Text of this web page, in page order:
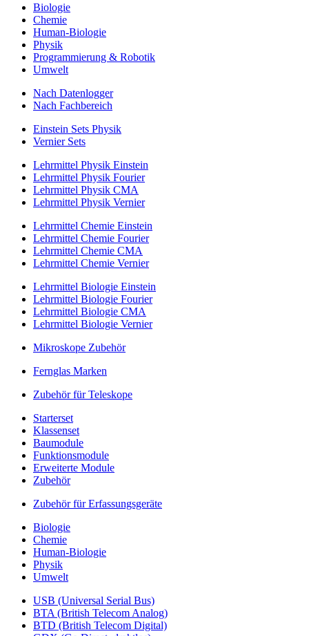
Biologie
Chemie
Human-Biologie
Physik
Programmierung & Robotik
Umwelt
Nach Datenlogger
Nach Fachbereich
Einstein Sets Physik
Vernier Sets
Lehrmittel Physik Einstein
Lehrmittel Physik Fourier
Lehrmittel Physik CMA
Lehrmittel Physik Vernier
Lehrmittel Chemie Einstein
Lehrmittel Chemie Fourier
Lehrmittel Chemie CMA
Lehrmittel Chemie Vernier
Lehrmittel Biologie Einstein
Lehrmittel Biologie Fourier
Lehrmittel Biologie CMA
Lehrmittel Biologie Vernier
Mikroskope Zubehör
Fernglas Marken
Zubehör für Teleskope
Starterset
Klassenset
Baumodule
Funktionsmodule
Erweiterte Module
Zubehör
Zubehör für Erfassungsgeräte
Biologie
Chemie
Human-Biologie
Physik
Umwelt
USB (Universal Serial Bus)
BTA (British Telecom Analog)
BTD (British Telecom Digital)